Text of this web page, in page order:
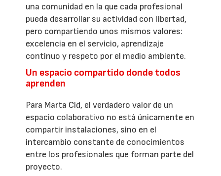
una comunidad en la que cada profesional
pueda desarrollar su actividad con libertad,
pero compartiendo unos mismos valores:
excelencia en el servicio, aprendizaje
continuo y respeto por el medio ambiente.
Un espacio compartido donde todos
aprenden
Para Marta Cid, el verdadero valor de un
espacio colaborativo no está únicamente en
compartir instalaciones, sino en el
intercambio constante de conocimientos
entre los profesionales que forman parte del
proyecto.